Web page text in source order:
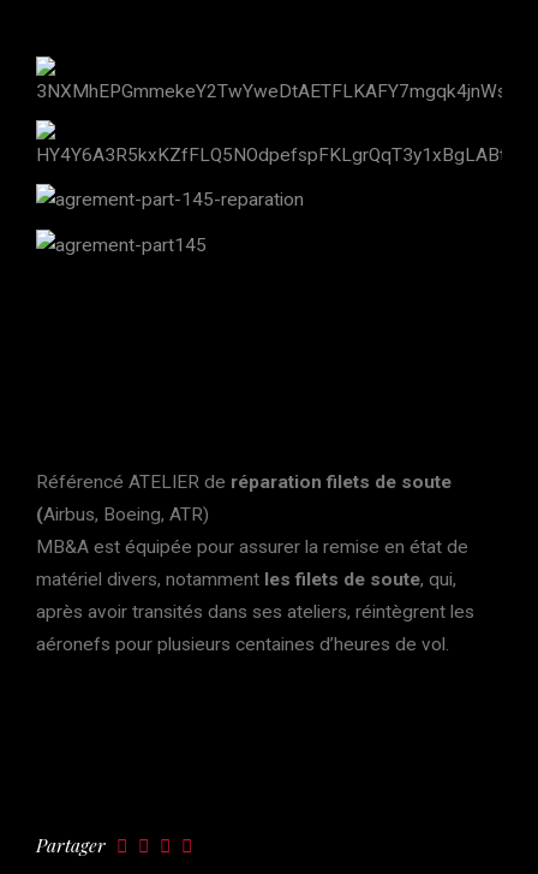
Référencé ATELIER de réparation filets de soute
(Airbus, Boeing, ATR)
MB&A est équipée pour assurer la remise en état de
matériel divers, notamment les filets de soute, qui,
après avoir transités dans ses ateliers, réintègrent les
aéronefs pour plusieurs centaines d’heures de vol.
Partager